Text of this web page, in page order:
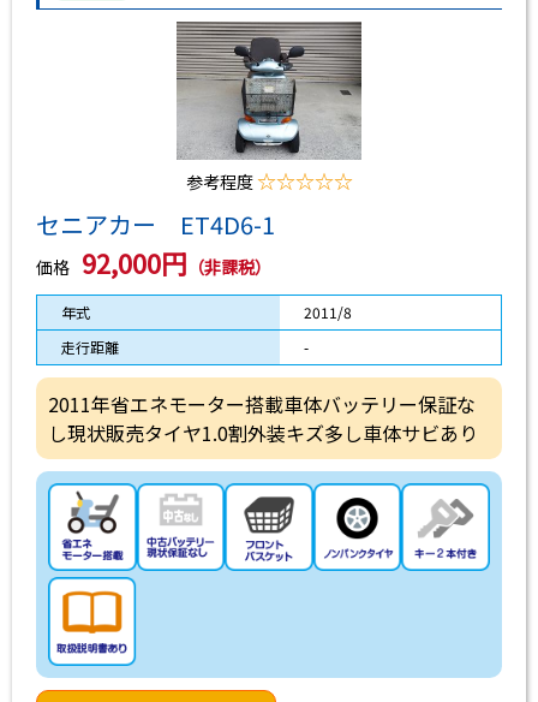
参考程度☆☆☆☆☆
セニアカー ET4D6-1
価格 92,000円 （非課税）
年式
2011/8
走行距離
-
2011年省エネモーター搭載車体バッテリー保証な
し現状販売タイヤ1.0割外装キズ多し車体サビあり